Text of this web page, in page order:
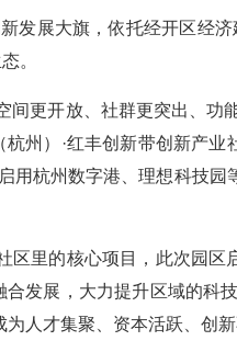
发展大旗，依托经开区经
。
间更开放、社群更突出、功
州）·红丰创新带创新产
用杭州数字港、理想科技
区里的核心项目，此次园
发展，大力提升区域的科
为人才集聚、资本活跃、创